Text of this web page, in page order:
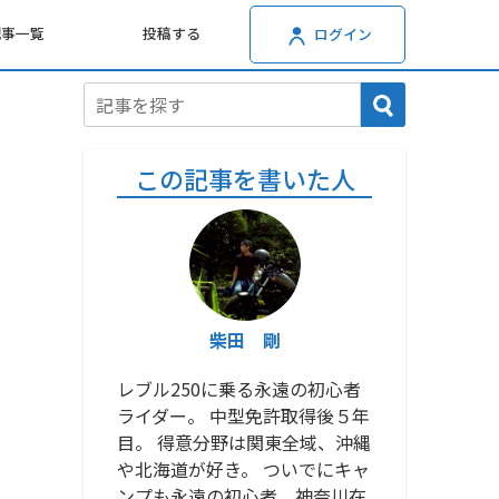
一覧 投稿する ログイン
この記事を書いた人
柴田 剛
レブル250に乗る永遠の初心者
ライダー。 中型免許取得後５年
目。 得意分野は関東全域、沖縄
や北海道が好き。 ついでにキャ